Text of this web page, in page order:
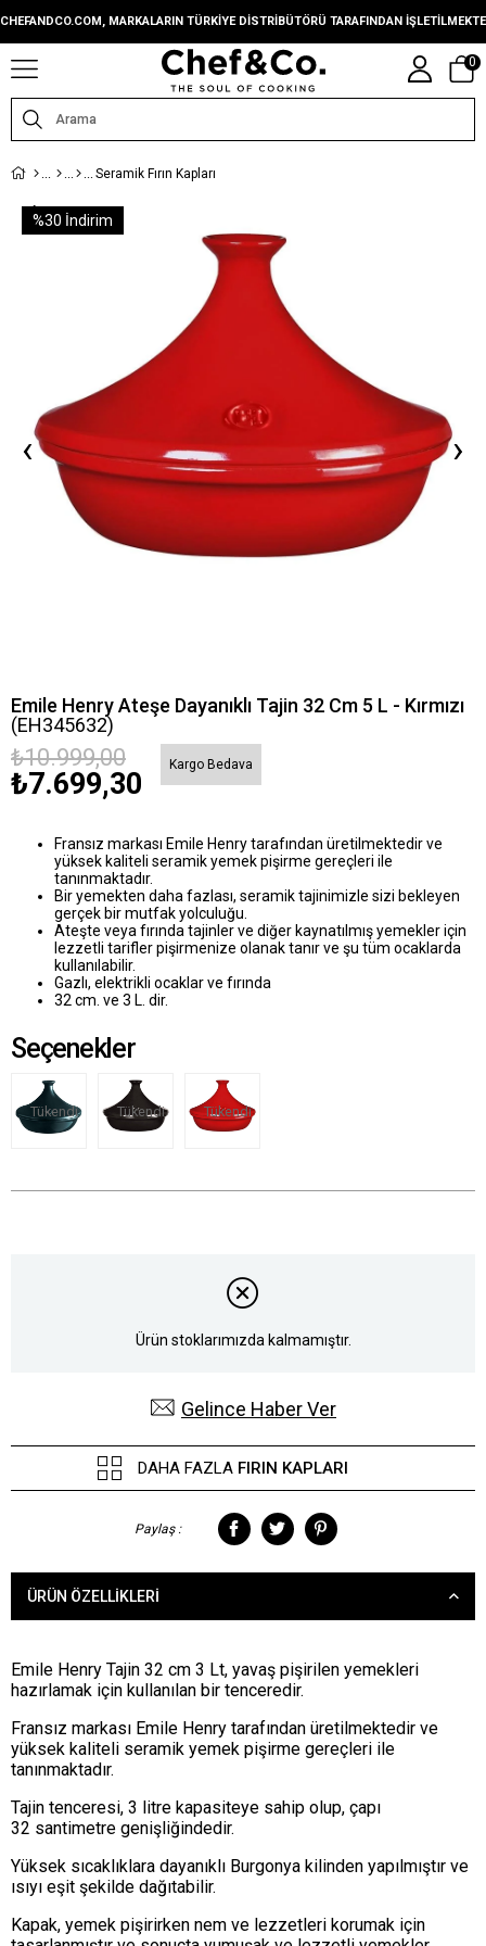
CHEFANDCO.COM, MARKALARIN TÜRKIYE DISTRIBÜTÖRÜ TARAFINDAN
0
Seramik Fırın Kapları
‹ ›
%30 İndirim
Emile Henry Ateşe Dayanıklı Tajin 32 Cm 5 L - Kırmızı
(EH345632)
₺10.999,00
₺7.699,30
Kargo Bedava
Fransız markası Emile Henry tarafından üretilmektedir ve
yüksek kaliteli seramik yemek pişirme gereçleri ile
tanınmaktadır.
Bir yemekten daha fazlası, seramik tajinimizle sizi bekleyen
gerçek bir mutfak yolculuğu.
Ateşte veya fırında tajinler ve diğer kaynatılmış yemekler için
lezzetli tarifler pişirmenize olanak tanır ve şu tüm ocaklarda
kullanılabilir.
Gazlı, elektrikli ocaklar ve fırında
32 cm. ve 3 L. dir.
Seçenekler
Tükendi Tükendi Tükendi
Ürün stoklarımızda kalmamıştır.
Gelince Haber Ver
DAHA FAZLA FIRIN KAPLARI
Paylaş :
ÜRÜN ÖZELLIKLERI
Emile Henry Tajin 32 cm 3 Lt, yavaş pişirilen yemekleri
hazırlamak için kullanılan bir tenceredir.
Fransız markası Emile Henry tarafından üretilmektedir ve
yüksek kaliteli seramik yemek pişirme gereçleri ile
tanınmaktadır.
Tajin tenceresi, 3 litre kapasiteye sahip olup, çapı
32 santimetre genişliğindedir.
Yüksek sıcaklıklara dayanıklı Burgonya kilinden yapılmıştır ve
ısıyı eşit şekilde dağıtabilir.
Kapak, yemek pişirirken nem ve lezzetleri korumak için